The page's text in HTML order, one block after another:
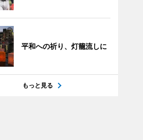
平和への祈り、灯籠流しに
もっと見る